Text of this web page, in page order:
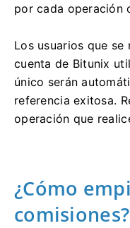
por cada operación
Los usuarios que
cuenta de Bitunix
único serán
referencia exitosa.
operación que
¿Cómo
comisiones?